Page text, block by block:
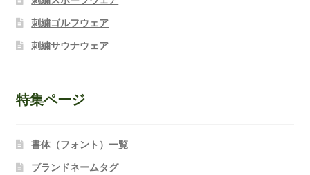
刺繍ゴルフウェア
刺繍サウナウェア
特集ページ
書体（フォント）一覧
ブランドネームタグ